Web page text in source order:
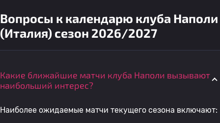
Вопросы к календарю клуба Наполи
(Италия) сезон 2026/2027
Какие ближайшие матчи клуба Наполи вызывают
наибольший интерес?
Наиболее ожидаемые матчи текущего сезона включают: